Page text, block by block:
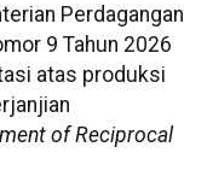
Perdagangan
9 Tahun 2026
atas produksi
of Reciprocal